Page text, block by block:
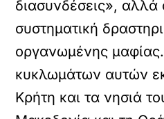
διασυνδέσεις», αλλά
συστηματική
οργανωμένης
κυκλωμάτων αυτών
Κρήτη και τα νησιά